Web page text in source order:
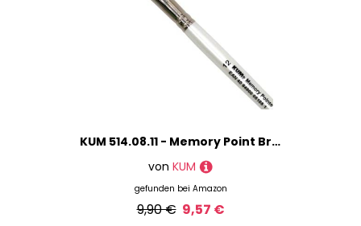
KUM 514.08.11 - Memory Point Brushes SL, MemTip Pin SL 12", schräge Form, 1 Stück
von KUM
gefunden bei Amazon
9,90 € 9,57 €